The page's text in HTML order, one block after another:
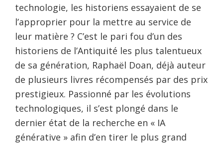
technologie, les historiens essayaient de se
l’approprier pour la mettre au service de
leur matière ? C’est le pari fou d’un des
historiens de l’Antiquité les plus talentueux
de sa génération, Raphaël Doan, déjà auteur
de plusieurs livres récompensés par des prix
prestigieux. Passionné par les évolutions
technologiques, il s’est plongé dans le
dernier état de la recherche en « IA
générative » afin d’en tirer le plus grand